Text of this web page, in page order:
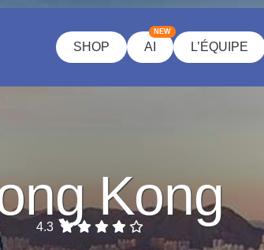
SHOP AI
NEW
L’ÉQUIPE
Kong
4.3